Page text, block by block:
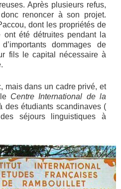
Après plusieurs refus,
renoncer à son projet.
dont les propriétés de
ont été détruites pendant la
dommages de
fils le capital nécessaire à
mais dans un cadre privé, et
Centre International de la
des étudiants scandinaves (
séjours linguistiques à